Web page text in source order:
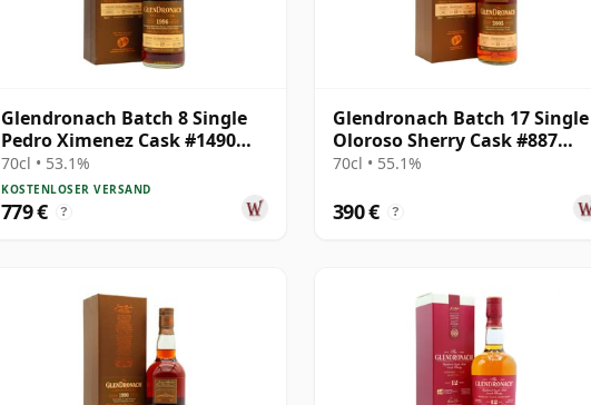
Glendronach Batch 8 Single
Pedro Ximenez Cask #1490
1996 17 Jahre alt
70cl • 53.1%
KOSTENLOSER VERSAND
779 € ?
Glendronach Batch 17 Single
Oloroso Sherry Cask #887
2005 13 Jahre alt
70cl • 55.1%
390 € ?